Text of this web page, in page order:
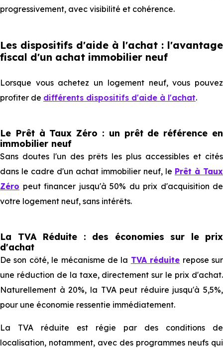
progressivement, avec visibilité et cohérence.
Les dispositifs d'aide à l'achat : l'avantage
fiscal d'un achat immobilier neuf
Lorsque vous achetez un logement neuf, vous pouvez
profiter de différents dispositifs d'aide à l'achat.
Le Prêt à Taux Zéro : un prêt de référence en
immobilier neuf
Sans doutes l'un des prêts les plus accessibles et cités
dans le cadre d'un achat immobilier neuf, le Prêt à Taux
Zéro peut financer jusqu'à 50% du prix d'acquisition de
votre logement neuf, sans intérêts.
La TVA Réduite : des économies sur le prix
d'achat
De son côté, le mécanisme de la TVA réduite repose sur
une réduction de la taxe, directement sur le prix d'achat.
Naturellement à 20%, la TVA peut réduire jusqu'à 5,5%,
pour une économie ressentie immédiatement.
La TVA réduite est régie par des conditions de
localisation, notamment, avec des programmes neufs qui